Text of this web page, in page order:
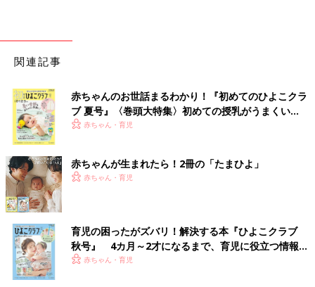
関連記事
赤ちゃんのお世話まるわかり！『初めてのひよこクラ
ブ 夏号』〈巻頭大特集〉初めての授乳がうまくい
く！ おっぱい・ミルクの基本と夏のトラブル 解決テ
赤ちゃん・育児
赤ちゃんが生まれたら！2冊の「たまひよ」
赤ちゃん・育児
育児の困ったがズバリ！解決する本『ひよこクラブ
秋号』 4カ月～2才になるまで、育児に役立つ情報が
いっぱい！
赤ちゃん・育児